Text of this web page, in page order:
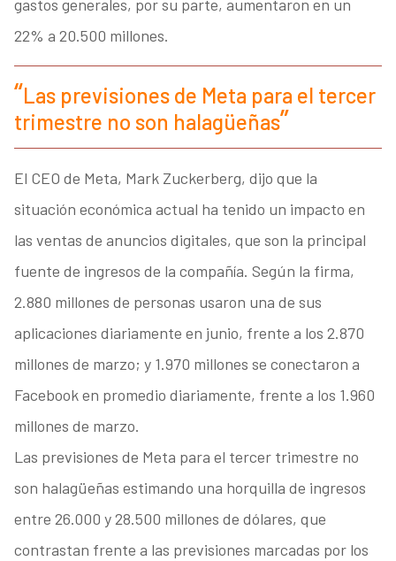
gastos generales, por su parte, aumentaron en un
22% a 20.500 millones.
Las previsiones de Meta para el tercer
trimestre no son halagüeñas
El CEO de Meta, Mark Zuckerberg, dijo que la
situación económica actual ha tenido un impacto en
las ventas de anuncios digitales, que son la principal
fuente de ingresos de la compañía. Según la firma,
2.880 millones de personas usaron una de sus
aplicaciones diariamente en junio, frente a los 2.870
millones de marzo; y 1.970 millones se conectaron a
Facebook en promedio diariamente, frente a los 1.960
millones de marzo.
Las previsiones de Meta para el tercer trimestre no
son halagüeñas estimando una horquilla de ingresos
entre 26.000 y 28.500 millones de dólares, que
contrastan frente a las previsiones marcadas por los